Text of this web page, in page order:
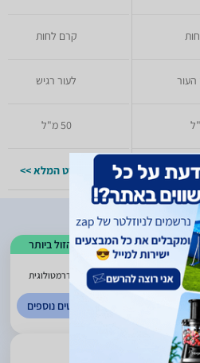
העור
>>
קרם לחות
לעור רגיש
50 מ"ל
למפרט המלא >>
הזול ביותר
מי פנים | טונר | למראה עור מלא בלחות חלק רענן ורך | מכיל 200 מ"ל | נבדק דרמטולוגית
לפרטים נוספים
92
)